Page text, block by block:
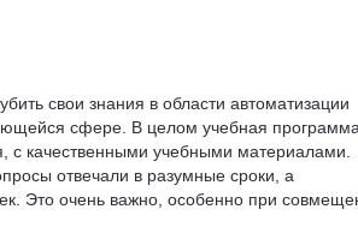
свои знания в области автоматизации
сфере. В целом учебная
с качественными учебными материалами.
отвечали в разумные сроки, а
Это очень важно, особенно при